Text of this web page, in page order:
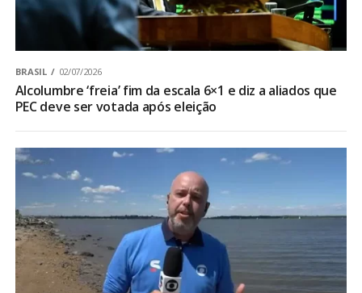
BRASIL 02/07/2026
Alcolumbre ‘freia’ fim da escala 6×1 e diz a aliados que
PEC deve ser votada após eleição